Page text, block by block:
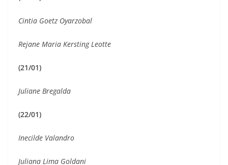
Cintia Goetz Oyarzobal
Rejane Maria Kersting Leotte
(21/01)
Juliane Bregalda
(22/01)
Inecilde Valandro
Juliana Lima Goldani